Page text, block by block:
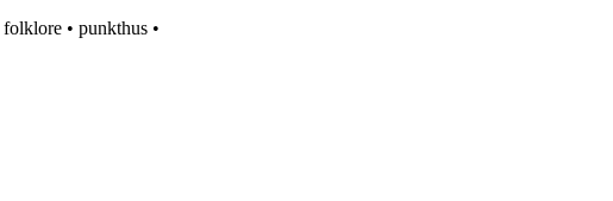
folklore • punkthus •